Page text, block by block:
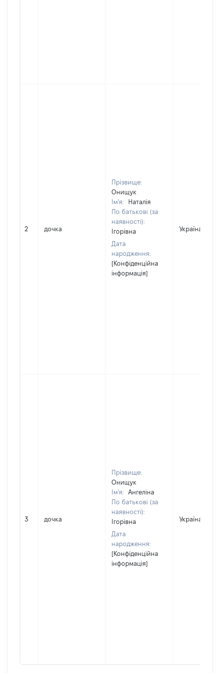
2 дочка
Прізвище:
Онищук
Ім'я:
Наталія
По батькові (за
наявності):
Ігорівна
Дата
народження:
[Конфіденційна
інформація]
Україна
3 дочка
Прізвище:
Онищук
Ім'я:
Ангеліна
По батькові (за
наявності):
Ігорівна
Дата
народження:
[Конфіденційна
інформація]
Україна